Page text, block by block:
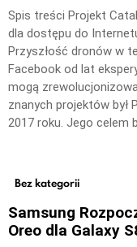
Spis treści Projekt
dla dostępu do
Przyszłość dronów w
Facebook od lat
mogą
znanych projektów był
2017 roku. Jego celem
Bez kategorii
Samsung
Oreo dla Galaxy